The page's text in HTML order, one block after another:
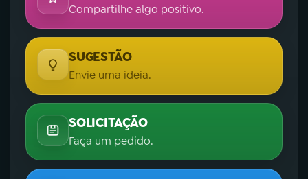
Compartilhe algo positivo.
SUGESTÃO
Envie uma ideia.
SOLICITAÇÃO
Faça um pedido.